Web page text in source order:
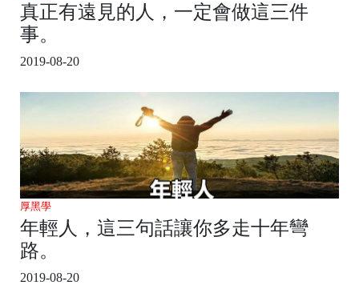
真正有遠見的人，一定會做這三件
事。
2019-08-20
厚黑學
年輕人，這三句話讓你多走十年彎
路。
2019-08-20